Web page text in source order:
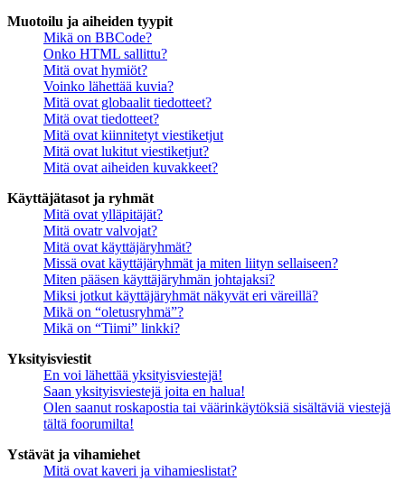
Muotoilu ja aiheiden tyypit
Mikä on BBCode?
Onko HTML sallittu?
Mitä ovat hymiöt?
Voinko lähettää kuvia?
Mitä ovat globaalit tiedotteet?
Mitä ovat tiedotteet?
Mitä ovat kiinnitetyt viestiketjut
Mitä ovat lukitut viestiketjut?
Mitä ovat aiheiden kuvakkeet?
Käyttäjätasot ja ryhmät
Mitä ovat ylläpitäjät?
Mitä ovatr valvojat?
Mitä ovat käyttäjäryhmät?
Missä ovat käyttäjäryhmät ja miten liityn sellaiseen?
Miten pääsen käyttäjäryhmän johtajaksi?
Miksi jotkut käyttäjäryhmät näkyvät eri väreillä?
Mikä on “oletusryhmä”?
Mikä on “Tiimi” linkki?
Yksityisviestit
En voi lähettää yksityisviestejä!
Saan yksityisviestejä joita en halua!
Olen saanut roskapostia tai väärinkäytöksiä sisältäviä viestejä
tältä foorumilta!
Ystävät ja vihamiehet
Mitä ovat kaveri ja vihamieslistat?